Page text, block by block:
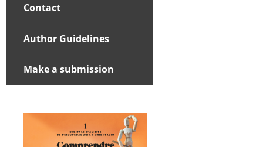
Contact
Author Guidelines
Make a submission